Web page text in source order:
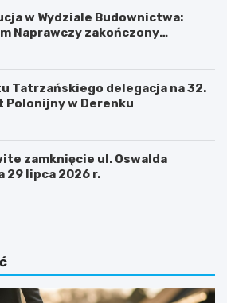
w Wydziale Budownictwa:
Naprawczy zakończony
Tatrzańskiego delegacja na 32.
Polonijny w Derenku
zamknięcie ul. Oswalda
29 lipca 2026 r.